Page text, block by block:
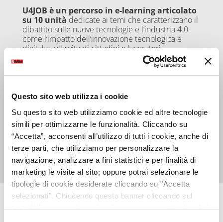
Questo sito web utilizza i cookie
Su questo sito web utilizziamo cookie ed altre tecnologie
simili per ottimizzarne le funzionalità. Cliccando su
“Accetta”, acconsenti all’utilizzo di tutti i cookie, anche di
terze parti, che utilizziamo per personalizzare la
navigazione, analizzare a fini statistici e per finalità di
marketing le visite al sito; oppure potrai selezionare le
tipologie di cookie desiderate cliccando su "Accetta
selezionati". Chiudendo questo banner cliccando sul
tasto “X” prosegui la navigazione e saranno attivati solo i
U4JOB è un percorso in e-learning articolato
su 10 unità dedicate ai temi che caratterizzano il
dibattito sulle nuove tecnologie e l’industria 4.0
come l’impatto dell’innovazione tecnologica e
digitale sulla vita di cittadini e lavoratori,
l’importanza della gestione dei dati nell’era
digitale, la user experience, il cloud computing, il
pensiero computazionale e potenzialità dei
I contenuti mantengono un linguaggio divulgativo,
Scopri U4JOB